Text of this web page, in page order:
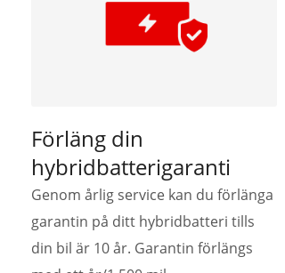
Förläng din
hybridbatterigaranti
Genom årlig service kan du förlänga
garantin på ditt hybridbatteri tills
din bil är 10 år. Garantin förlängs